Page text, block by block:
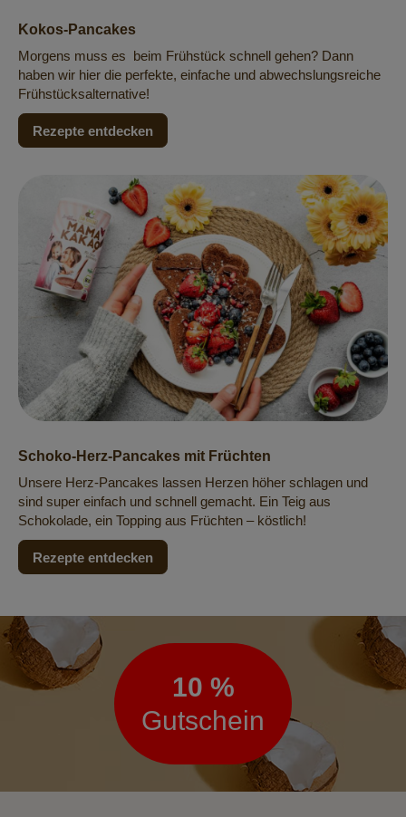
Kokos-Pancakes
Morgens muss es beim Frühstück schnell gehen? Dann
haben wir hier die perfekte, einfache und abwechslungsreiche
Frühstücksalternative!
Rezepte entdecken
Schoko-Herz-Pancakes mit Früchten
Unsere Herz-Pancakes lassen Herzen höher schlagen und
sind super einfach und schnell gemacht. Ein Teig aus
Schokolade, ein Topping aus Früchten – köstlich!
Rezepte entdecken
Newsletter
10 %
Gutschein